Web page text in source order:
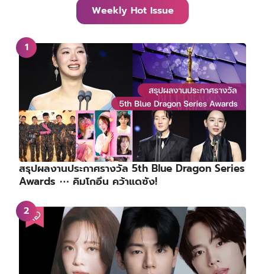
Weekly Hot Issue
สรุปผลงานประกาศรางวัล 5th Blue Dragon Series
Awards ⋯ คิมโกอึน คว้าแดซัง!